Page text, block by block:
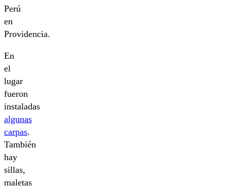
Perú
en
Providencia.
En
el
lugar
fueron
instaladas
algunas
carpas.
También
hay
sillas,
maletas